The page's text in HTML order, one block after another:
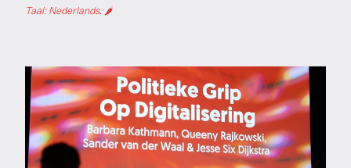
Taal: Nederlands. 🌶️